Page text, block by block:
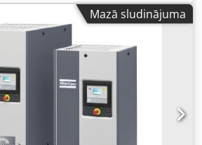
476 m³/h, spiediens (maks.):13
, Aprīkojums: Pieejama
dokumentācija / rokasgrāmata
kompresors, 75 kW, ar frekvences
Amuerf
Mazā sludinājuma